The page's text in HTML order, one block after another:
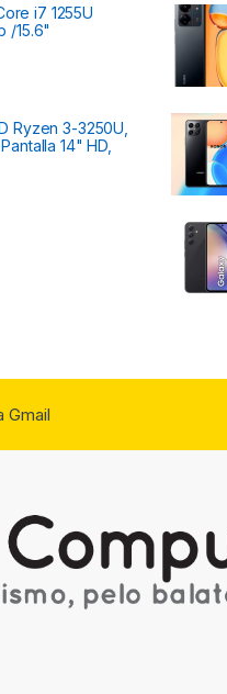
i7 1255U
/15.6"
Ryzen 3-3250U,
14" HD,
Gmail